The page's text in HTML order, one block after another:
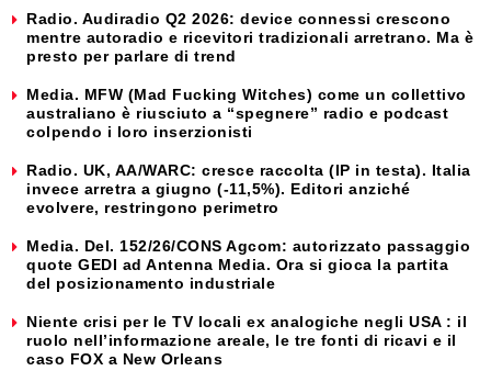
Radio. Audiradio Q2 2026: device connessi crescono
mentre autoradio e ricevitori tradizionali arretrano. Ma è
presto per parlare di trend
Media. MFW (Mad Fucking Witches) come un collettivo
australiano è riusciuto a “spegnere” radio e podcast
colpendo i loro inserzionisti
Radio. UK, AA/WARC: cresce raccolta (IP in testa). Italia
invece arretra a giugno (-11,5%). Editori anziché
evolvere, restringono perimetro
Media. Del. 152/26/CONS Agcom: autorizzato passaggio
quote GEDI ad Antenna Media. Ora si gioca la partita
del posizionamento industriale
Niente crisi per le TV locali ex analogiche negli USA : il
ruolo nell’informazione areale, le tre fonti di ricavi e il
caso FOX a New Orleans